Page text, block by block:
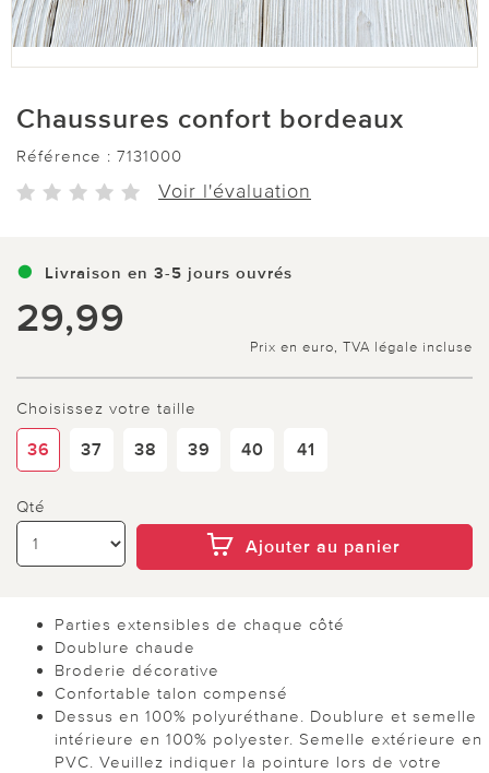
Chaussures confort bordeaux
Référence : 7131000
Voir l'évaluation
Livraison en 3-5 jours ouvrés
29,99
Prix en euro, TVA légale incluse
Choisissez votre taille
36 37 38 39 40 41
Qté
Ajouter au panier
Parties extensibles de chaque côté
Doublure chaude
Broderie décorative
Confortable talon compensé
Dessus en 100% polyuréthane. Doublure et semelle
intérieure en 100% polyester. Semelle extérieure en
PVC. Veuillez indiquer la pointure lors de votre